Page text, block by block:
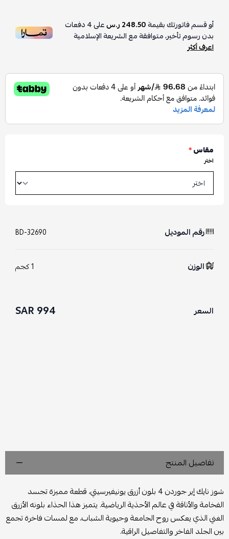
أو قسم فاتورتك بقيمة248.50 ر.س على4دفعات
بدون رسوم تأخير، متوافقة مع الشريعة الإسلامية
اعرف أكثر
مقاس*
اختر
رقم الموديل BD-32690
الوزن 1 كجم
السعر 994 SAR
تفاصيل المنتج
شوز نايك إير جوردن 4 بلون أزرق يونيفيرسيتي، قطعة مميزة تجسد
الفخامة والأناقة في عالم الأحذية الرياضية. يتميز هذا الحذاء بلونه الأزرق
الغني الذي يعكس روح الجامعة وحيوية الشباب، مع لمسات فاخرة تجمع
بين الجلد الفاخر والتفاصيل الراقية.